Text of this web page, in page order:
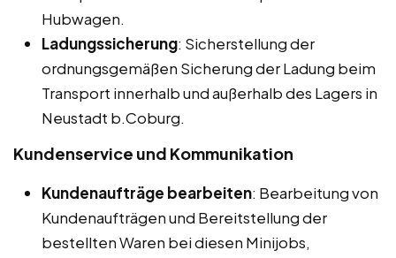
Hubwagen.
Ladungssicherung: Sicherstellung der
ordnungsgemäßen Sicherung der Ladung beim
Transport innerhalb und außerhalb des Lagers in
Neustadt b.Coburg.
Kundenservice und Kommunikation
Kundenaufträge bearbeiten: Bearbeitung von
Kundenaufträgen und Bereitstellung der
bestellten Waren bei diesen Minijobs,